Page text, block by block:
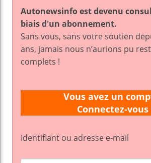
Autonewsinfo est devenu
biais d'un abonnement.
Sans vous, sans votre soutien
ans, jamais nous n’aurions pu
complets !
Vous avez un
Connectez-vous
Identifiant ou adresse e-mail